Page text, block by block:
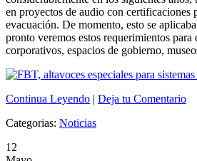
en proyectos de audio con certificaciones
evacuación. De momento, esto se
pronto veremos estos requerimientos para
corporativos, espacios de gobierno,
Continua Leyendo | Deja tu Comentario
Categorias: Noticias
12